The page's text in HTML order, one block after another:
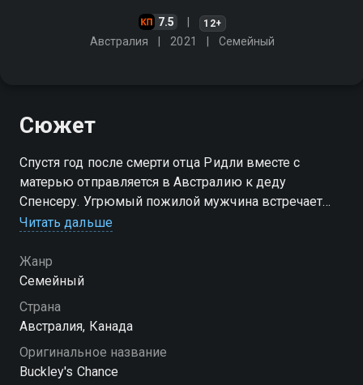
7.5 12+
Австралия 2021 Cемейный
Сюжет
Спустя год после смерти отца Ридли вместе с
матерью отправляется в Австралию к деду
Спенсеру. Угрюмый пожилой мужчина встречает
внука крайне недружелюбно и между ними
приёма, парень решает сбежать из дома и
оказывается один на один с дикой природой чужой
страны. Сумеет ли подросток выжить в суровых
условиях и найти общий язык с родственниками, или
пропасть между поколениями окажется слишком
глубокой? «Везунчик» — смотрите онлайн в
хорошем качестве.
Читать дальше
Жанр
Cемейный
Страна
Австралия, Канада
Оригинальное название
Buckley's Chance